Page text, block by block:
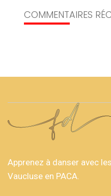
COMMENTAIRES
Apprenez à danser avec
Vaucluse en PACA.